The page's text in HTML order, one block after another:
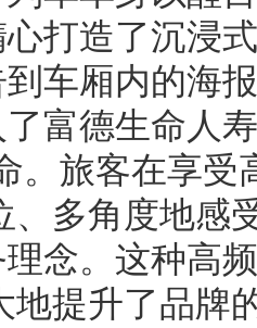
打造了沉浸
车厢内的海
富德生命人
。旅客在享受
、多角度地感
念。这种高
地提升了品牌